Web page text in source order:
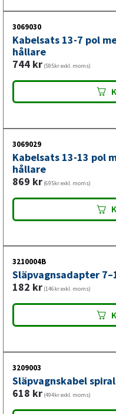
3069030
Kabelsats 13-7 pol
hållare
744 kr (595kr exkl. moms)
3069029
Kabelsats 13-13 pol
hållare
869 kr (695kr exkl. moms)
3210004B
Släpvagnsadapter
182 kr (146kr exkl. moms)
3209003
Släpvagnskabel
618 kr (494kr exkl. moms)